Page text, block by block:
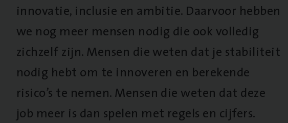
innovatie, inclusie en ambitie. Daarvoor hebben
we nog meer mensen nodig die ook volledig
zichzelf zijn. Mensen die weten dat je stabiliteit
nodig hebt om te innoveren en berekende
risico’s te nemen. Mensen die weten dat deze
job meer is dan spelen met regels en cijfers.